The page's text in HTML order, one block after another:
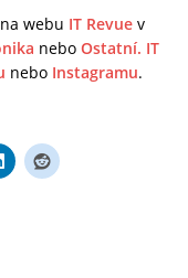
webu IT Revue v
nebo Ostatní. IT
nebo Instagramu.